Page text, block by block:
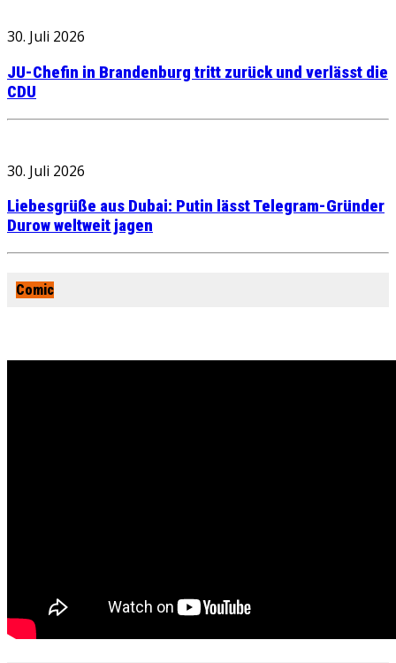
30. Juli 2026
JU-Chefin in Brandenburg tritt zurück und verlässt die
CDU
30. Juli 2026
Liebesgrüße aus Dubai: Putin lässt Telegram-Gründer
Durow weltweit jagen
Comic